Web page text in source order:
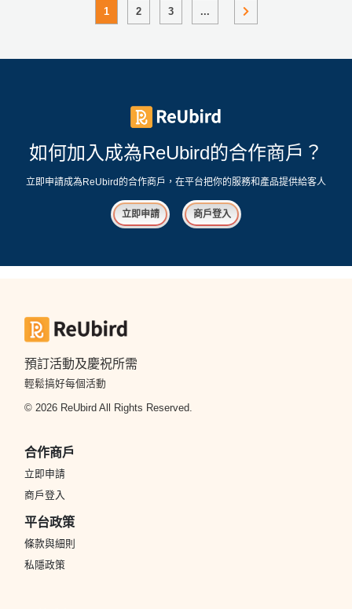
1 2 3 ...
如何加入成為ReUbird的合作商戶？
立即申請成為ReUbird的合作商戶，在平台把你的服務和產品提供給客人
立即申請 商戶登入
預訂活動及慶祝所需
輕鬆搞好每個活動
© 2026 ReUbird All Rights Reserved.
合作商戶
立即申請
商戶登入
平台政策
條款與細則
私隱政策